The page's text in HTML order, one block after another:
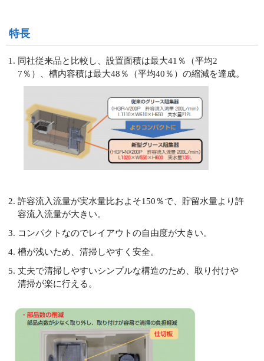
特長
同社従来品と比較し、設置面積は最大41％（平均2
7％）、槽内容積は最大48％（平均40％）の縮減を達成。
許容流入流量が実水量比およそ150％で、貯留水量より許
容流入流量が大きい。
コンパクトなのでレイアウトの自由度が大きい。
槽が浅いため、清掃しやすく安全。
丈夫で清掃しやすいシンプルな構造のため、取り付けや
清掃が楽に行える。